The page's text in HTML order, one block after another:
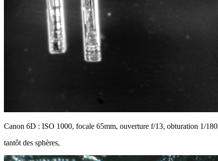
Canon 6D : ISO 1000, focale 65mm, ouverture f/13, obturation 1/
tantôt des sphères,